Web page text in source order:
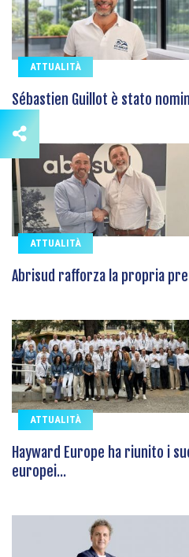
ATTUALITÀ
Sébastien Guillot è stato
ATTUALITÀ
Abrisud rafforza la propria
ATTUALITÀ
Hayward Europe ha riunito i
europei...